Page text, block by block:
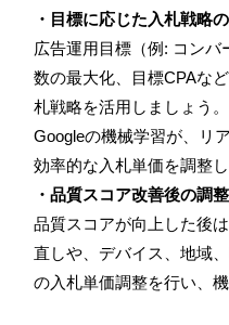
・目標に応じた入札戦略
広告運用目標（例: コンバ
数の最大化、目標CPAな
札戦略を活用しましょう。
Googleの機械学習が、リ
効率的な入札単価を調整し
・品質スコア改善後の調整
品質スコアが向上した後
直しや、デバイス、地域
の入札単価調整を行い、